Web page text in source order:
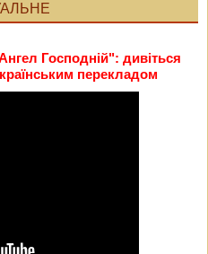
Господній": дивіться
перекладом